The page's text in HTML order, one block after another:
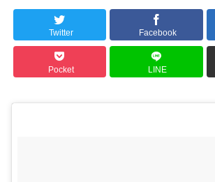
Twitter Facebook
Pocket LINE